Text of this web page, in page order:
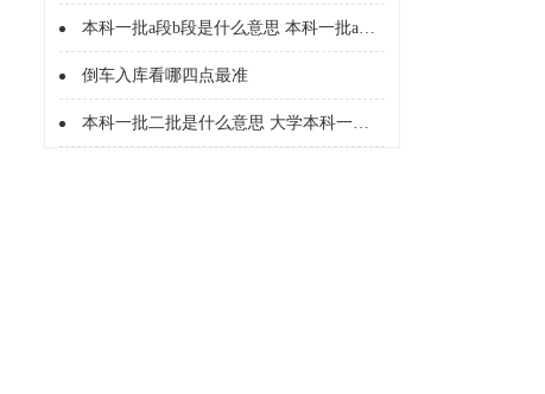
本科一批a段b段是什么意思 本科一批a段b段什么意思
倒车入库看哪四点最准
本科一批二批是什么意思 大学本科一批二批是什么意思